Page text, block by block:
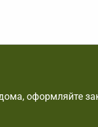
оформляйте